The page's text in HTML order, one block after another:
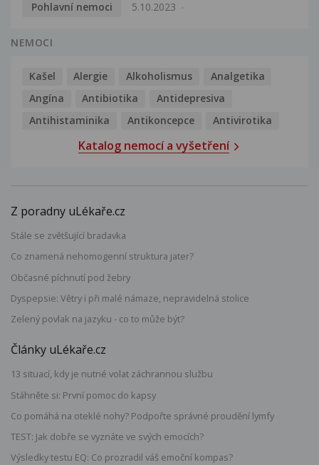
Pohlavní nemoci
5.10.2023
NEMOCI
Kašel Alergie Alkoholismus
Analgetika
Angína
Antibiotika
Antidepresiva
Antihistaminika
Antikoncepce Antivirotika
Katalog nemocí a vyšetření
Z poradny uLékaře.cz
Stále se zvětšující bradavka
Co znamená nehomogenní struktura jater?
Občasné píchnutí pod žebry
Dyspepsie: Větry i při malé námaze, nepravidelná stolice
Zelený povlak na jazyku - co to může být?
Články uLékaře.cz
13 situací, kdy je nutné volat záchrannou službu
Stáhněte si: První pomoc do kapsy
Co pomáhá na oteklé nohy? Podpořte správné proudění lymfy
TEST: Jak dobře se vyznáte ve svých emocích?
Výsledky testu EQ: Co prozradil váš emoční kompas?